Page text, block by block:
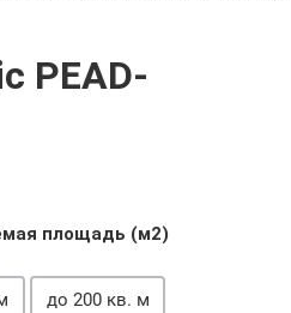
PEAD-
площадь (м2)
до 200 кв. м